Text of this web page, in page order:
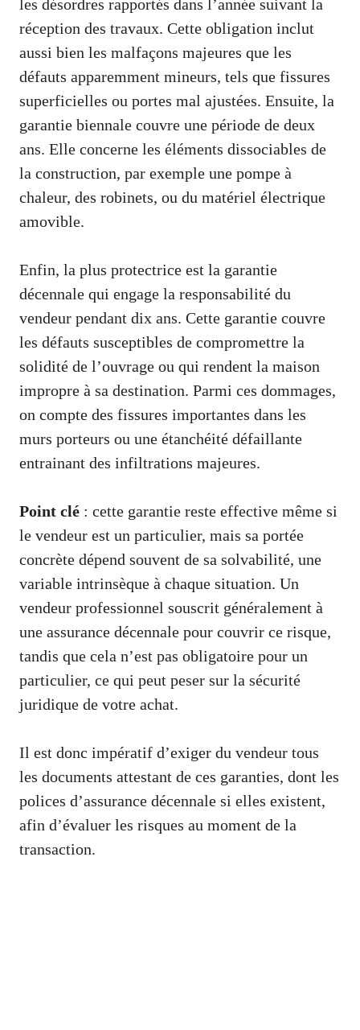
les désordres rapportés dans l’année suivant la
réception des travaux. Cette obligation inclut
aussi bien les malfaçons majeures que les
défauts apparemment mineurs, tels que fissures
superficielles ou portes mal ajustées. Ensuite, la
garantie biennale couvre une période de deux
ans. Elle concerne les éléments dissociables de
la construction, par exemple une pompe à
chaleur, des robinets, ou du matériel électrique
amovible.
Enfin, la plus protectrice est la garantie
décennale qui engage la responsabilité du
vendeur pendant dix ans. Cette garantie couvre
les défauts susceptibles de compromettre la
solidité de l’ouvrage ou qui rendent la maison
impropre à sa destination. Parmi ces dommages,
on compte des fissures importantes dans les
murs porteurs ou une étanchéité défaillante
entrainant des infiltrations majeures.
Point clé : cette garantie reste effective même si
le vendeur est un particulier, mais sa portée
concrète dépend souvent de sa solvabilité, une
variable intrinsèque à chaque situation. Un
vendeur professionnel souscrit généralement à
une assurance décennale pour couvrir ce risque,
tandis que cela n’est pas obligatoire pour un
particulier, ce qui peut peser sur la sécurité
juridique de votre achat.
Il est donc impératif d’exiger du vendeur tous
les documents attestant de ces garanties, dont les
polices d’assurance décennale si elles existent,
afin d’évaluer les risques au moment de la
transaction.